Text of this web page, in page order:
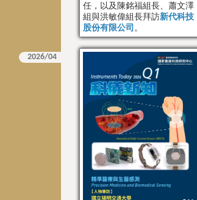
任，以及陳銘福組長、蕭文澤
組與洪敏偉組長拜訪新代科技
股份有限公司 。